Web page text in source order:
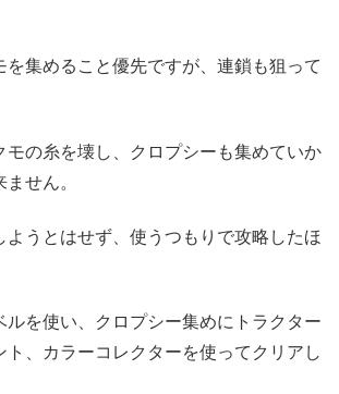
を集めること優先ですが、連鎖も狙って
モの糸を壊し、クロプシーも集めていか
せん。
ようとはせず、使うつもりで攻略したほ
ルを使い、クロプシー集めにトラクター
ト、カラーコレクターを使ってクリアし